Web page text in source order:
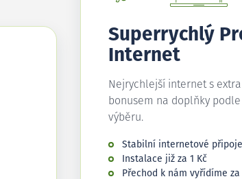
Superrychlý
Internet
Nejrychlejší internet s
bonusem na doplňky
výběru.
Stabilní internetové
Instalace již za 1 Kč
Přechod k nám vyřídíme za